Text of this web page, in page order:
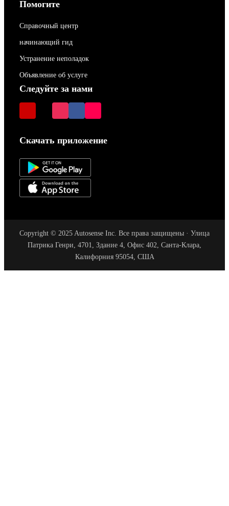
Помогите
Справочный центр
начинающий гид
Устранение неполадок
Объявление об услуге
Следуйте за нами
Скачать приложение
Copyright © 2025 Autosense Inc. Все права защищены · Улица
Патрика Генри, 4701, Здание 4, Офис 402, Санта-Клара,
Калифорния 95054, США